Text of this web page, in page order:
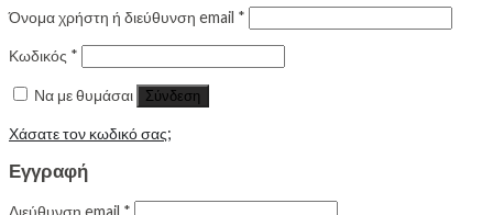
Όνομα χρήστη ή διεύθυνση email *
Κωδικός *
Να με θυμάσαι Σύνδεση
Χάσατε τον κωδικό σας;
Εγγραφή